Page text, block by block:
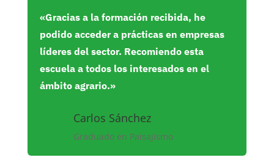
«Gracias a la formación recibida, he
podido acceder a prácticas en empresas
líderes del sector. Recomiendo esta
escuela a todos los interesados en el
ámbito agrario.»
Carlos Sánchez
Graduado en Paisajismo